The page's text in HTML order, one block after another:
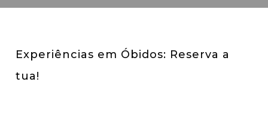
Experiências em Óbidos: Reserva a
tua!